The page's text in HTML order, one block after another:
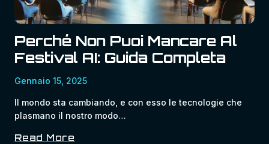
Perché Non Puoi Mancare Al
Festival AI: Guida Completa
Gennaio 15, 2025
Il mondo sta cambiando, e con esso le tecnologie che
plasmano il nostro modo…
Read More